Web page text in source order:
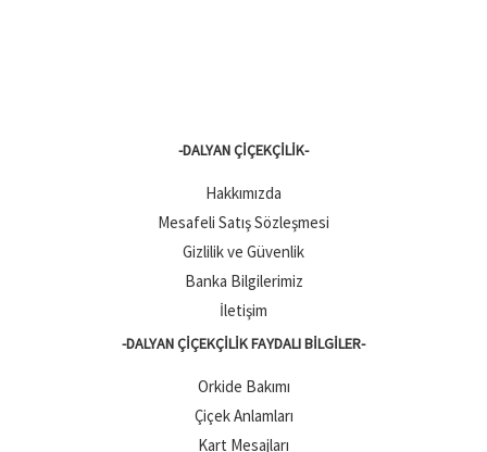
-DALYAN ÇIÇEKÇILIK-
Hakkımızda
Mesafeli Satış Sözleşmesi
Gizlilik ve Güvenlik
Banka Bilgilerimiz
İletişim
-DALYAN ÇIÇEKÇILIK FAYDALI BILGILER-
Orkide Bakımı
Çiçek Anlamları
Kart Mesajları